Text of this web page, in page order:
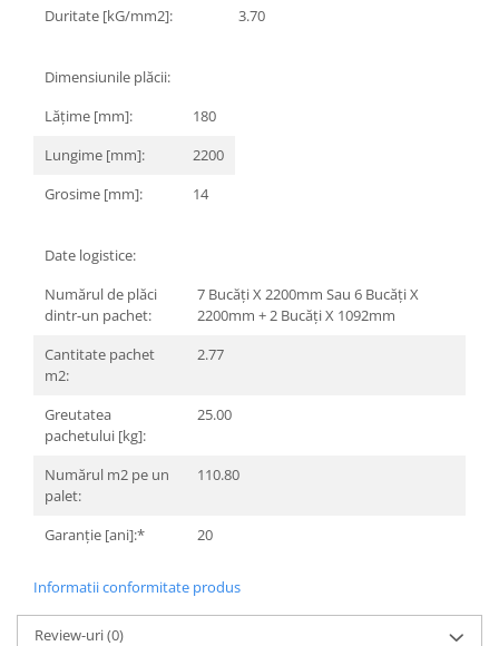
Duritate [kG/mm2]:
3.70
Dimensiunile plăcii:
Lățime [mm]:
180
Lungime [mm]:
2200
Grosime [mm]:
14
Date logistice:
Numărul de plăci
dintr-un pachet:
7 Bucăți X 2200mm Sau 6 Bucăți X
2200mm + 2 Bucăți X 1092mm
Cantitate pachet
m2:
2.77
Greutatea
pachetului [kg]:
25.00
Numărul m2 pe un
palet:
110.80
Garanție [ani]:* 20
Informatii conformitate produs
Review-uri(0)